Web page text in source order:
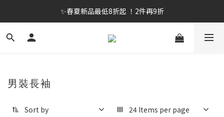
✨春夏新品最低8折起 ！2件再9折
✨春夏新品最低8折起 ！2件再9折
🔥OULET SALE! 降至5折起 滿件再8折
男裝長袖
Sort by 24 Items per page